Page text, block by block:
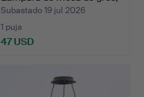
…
Subastado 19 jul 2026
1 puja
47 USD